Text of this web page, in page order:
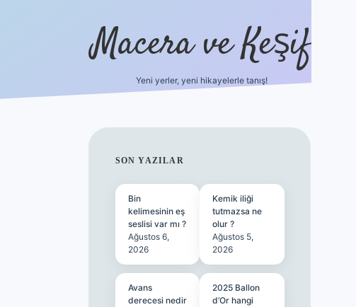
Macera ve Keşif
Yeni yerler, yeni hikayelerle tanış!
SIDEBAR
SON YAZILAR
Bin
kelimesinin eş
seslisi var mı ?
Ağustos 6,
2026
Kemik iliği
tutmazsa ne
olur ?
Ağustos 5,
2026
Avans
derecesi nedir
2025 Ballon
d’Or hangi
tulipbet giriş